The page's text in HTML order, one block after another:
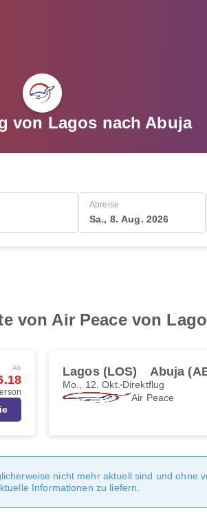
von Lagos nach Abuja
Abreise
Sa., 8. Aug. 2026
von Air Peace von
Ab Lagos (LOS) Abuja
Mo., 12. Okt. Direktflug
Air Peace
nicht mehr aktuell sind und ohne
Informationen zu liefern.